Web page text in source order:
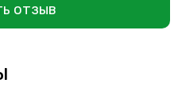
отзыв